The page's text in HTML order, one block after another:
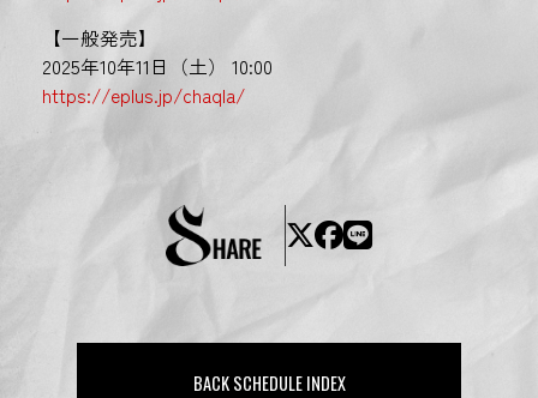
【一般発売】
2025年10年11日（土） 10:00
https://eplus.jp/chaqla/
BACK SCHEDULE INDEX